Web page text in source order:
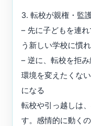
3. 転校が親権・監
– 先に子どもを連
う新しい学校に慣
– 逆に、転校を拒
環境を変えたくな
になる
転校や引っ越しは
す。感情的に動く